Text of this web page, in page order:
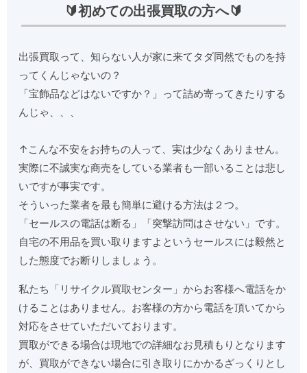
🔰初めての出張買取の方へ🔰
出張買取って、知らない人が家に来てタダ同然でものを持
ってくんじゃないの？
「宝飾品などはないですか？」って詰め寄ってきたりする
んじゃ、、、
↑こんな不安をお持ちの人って、実は少なくありません。
実際に不誠実な商売をしている業者も一部いることは悲し
いですが事実です。
そういった業者を最も簡単に避ける方法は２つ。
「セールスの電話は断る」「突撃訪問はさせない」です。
自宅の不用品を買い取りますよというセールスには毅然と
した態度でお断りしましょう。
私たち「リサイクル買取センター」からお客様へ電話をか
けることはありません。お客様の方から電話を頂いてから
対応をさせていただいております。
買取ができる場合は現地での詳細なお見積もりとなります
が、買取ができない場合に引き取りにかかるざっくりとし